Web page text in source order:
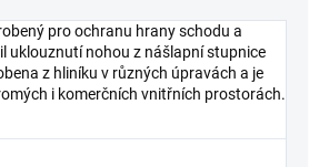
pro ochranu hrany schodu a
uklouznutí nohou z nášlapní stupnice
z hliníku v různých úpravách a je
i komerčních vnitřních prostorách.